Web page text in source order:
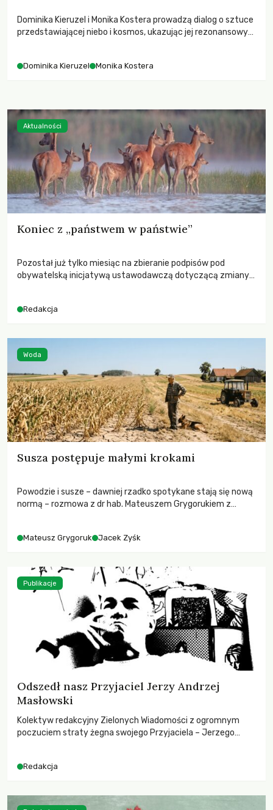
Dominika Kieruzel i Monika Kostera prowadzą dialog o sztuce
przedstawiającej niebo i kosmos, ukazując jej rezonansowy
Dominika Kieruzel Monika Kostera
Koniec z „państwem w państwie”
Pozostał już tylko miesiąc na zbieranie podpisów pod
obywatelską inicjatywą ustawodawczą dotyczącą zmiany
niezwykle korzystne rozwiązania dla przyrody i zwierząt,
funkcjonowania łowiectwa w Polsce.
Redakcja
Aktualności
Susza postępuje małymi krokami
Powodzie i susze – dawniej rzadko spotykane stają się nową
normą – rozmowa z dr hab. Mateuszem Grygorukiem z
Mateusz Grygoruk Jacek Zyśk
Woda
Odszedł nasz Przyjaciel Jerzy Andrzej
Masłowski
Kolektyw redakcyjny Zielonych Wiadomości z ogromnym
poczuciem straty żegna swojego Przyjaciela – Jerzego
Redakcja
Publikacje